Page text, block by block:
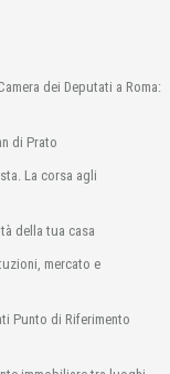
dei Deputati a Roma:
di Prato
La corsa agli
della tua casa
mercato e
Punto di Riferimento